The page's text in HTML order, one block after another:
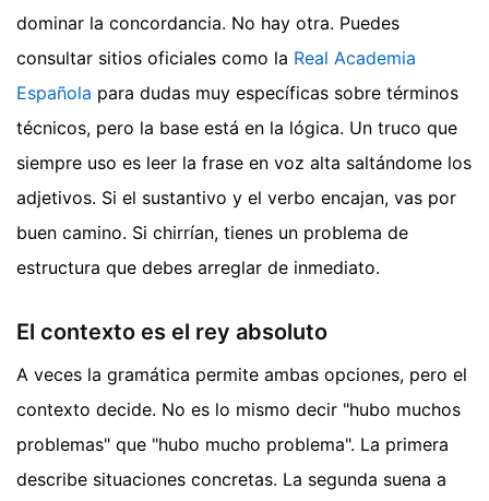
dominar la concordancia. No hay otra. Puedes
consultar sitios oficiales como la Real Academia
Española para dudas muy específicas sobre términos
técnicos, pero la base está en la lógica. Un truco que
siempre uso es leer la frase en voz alta saltándome los
adjetivos. Si el sustantivo y el verbo encajan, vas por
buen camino. Si chirrían, tienes un problema de
estructura que debes arreglar de inmediato.
El contexto es el rey absoluto
A veces la gramática permite ambas opciones, pero el
contexto decide. No es lo mismo decir "hubo muchos
problemas" que "hubo mucho problema". La primera
describe situaciones concretas. La segunda suena a